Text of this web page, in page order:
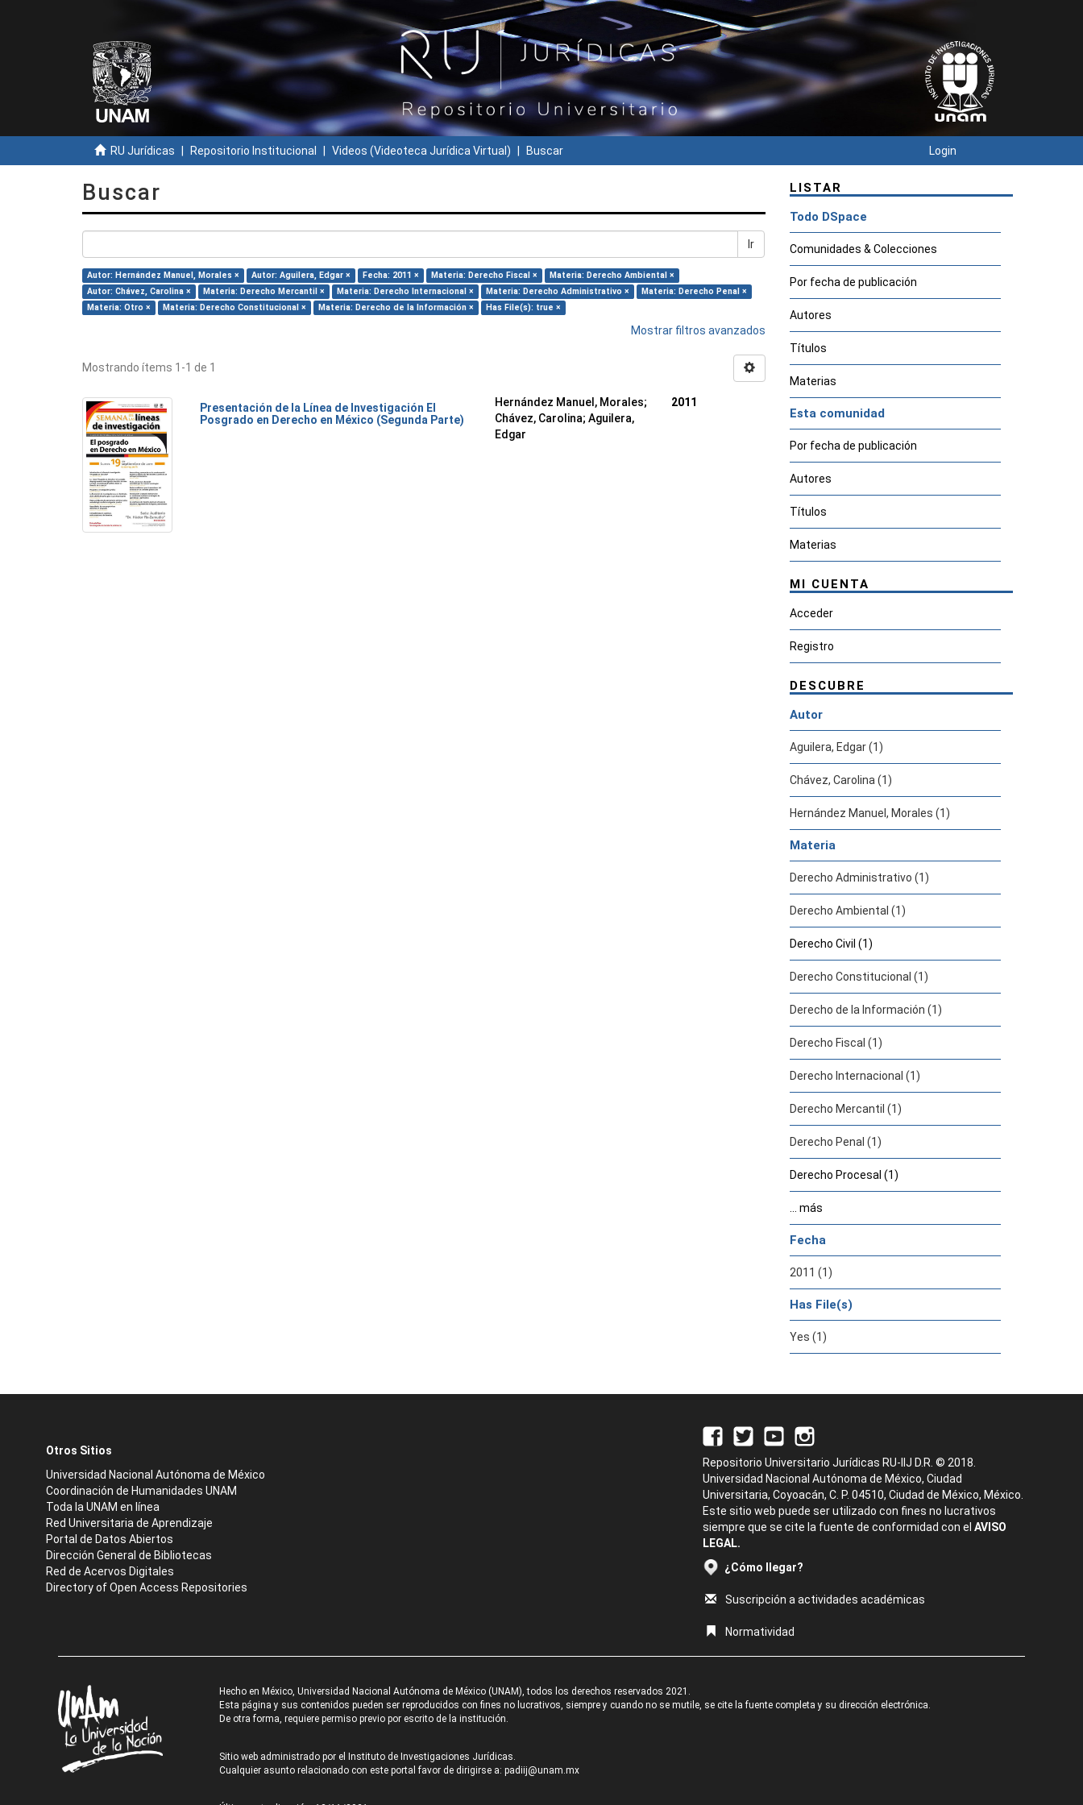
RU Jurídicas Repositorio Institucional Videos (Videoteca Jurídica Virtual) Buscar Login
Buscar
Ir
Autor: Hernández Manuel, Morales × Autor: Aguilera, Edgar × Fecha: 2011 × Materia: Derecho Fiscal ×
Materia: Derecho Ambiental ×
Autor: Chávez, Carolina ×
Materia: Derecho Mercantil × Materia: Derecho Internacional × Materia: Derecho Administrativo ×
Materia: Derecho Penal ×
Materia: Otro ×
Materia: Derecho Constitucional × Materia: Derecho de la Información × Has File(s): true ×
Mostrar filtros avanzados
Mostrando ítems 1-1 de 1
Presentación de la Línea de Investigación El
Posgrado en Derecho en México (Segunda Parte)
Hernández Manuel, Morales;
Chávez, Carolina; Aguilera,
Edgar
2011
LISTAR
Todo DSpace
Comunidades & Colecciones
Por fecha de publicación
Autores
Títulos
Materias
Esta comunidad
Por fecha de publicación
Autores
Títulos
Materias
MI CUENTA
Acceder
Registro
DESCUBRE
Autor
Aguilera, Edgar (1)
Chávez, Carolina (1)
Hernández Manuel, Morales (1)
Materia
Derecho Administrativo (1)
Derecho Ambiental (1)
Derecho Civil (1)
Derecho Constitucional (1)
Derecho de la Información (1)
Derecho Fiscal (1)
Derecho Internacional (1)
Derecho Mercantil (1)
Derecho Penal (1)
Derecho Procesal (1)
... más
Fecha
2011 (1)
Has File(s)
Yes (1)
Otros Sitios
Universidad Nacional Autónoma de México
Coordinación de Humanidades UNAM
Toda la UNAM en línea
Red Universitaria de Aprendizaje
Portal de Datos Abiertos
Dirección General de Bibliotecas
Red de Acervos Digitales
Directory of Open Access Repositories
Repositorio Universitario Jurídicas RU-IIJ D.R. © 2018.
Universidad Nacional Autónoma de México, Ciudad
Universitaria, Coyoacán, C. P. 04510, Ciudad de México, México.
Este sitio web puede ser utilizado con fines no lucrativos
siempre que se cite la fuente de conformidad con el AVISO
LEGAL.
¿Cómo llegar?
Suscripción a actividades académicas
Normatividad
Hecho en México, Universidad Nacional Autónoma de México (UNAM), todos los derechos reservados 2021.
Esta página y sus contenidos pueden ser reproducidos con fines no lucrativos, siempre y cuando no se mutile, se cite la fuente completa y su dirección electrónica.
De otra forma, requiere permiso previo por escrito de la institución.
Sitio web administrado por el Instituto de Investigaciones Jurídicas.
Cualquier asunto relacionado con este portal favor de dirigirse a: padiij@unam.mx